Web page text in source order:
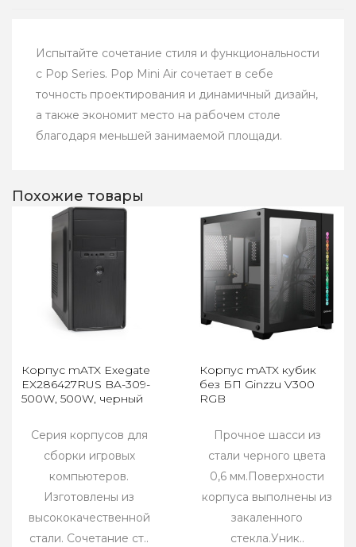
Испытайте сочетание стиля и функциональности
с Pop Series. Pop Mini Air сочетает в себе
точность проектирования и динамичный дизайн,
а также экономит место на рабочем столе
благодаря меньшей занимаемой площади.
Похожие товары
Корпус mATX Exegate
EX286427RUS BA-309-
500W, 500W, черный
Серия корпусов для
сборки игровых
компьютеров.
Изготовлены из
высококачественной
стали. Сочетание ст..
Корпус mATX кубик
без БП Ginzzu V300
RGB
Прочное шасси из
стали черного цвета
0,6 мм.Поверхности
корпуса выполнены из
закаленного
стекла.Уник..